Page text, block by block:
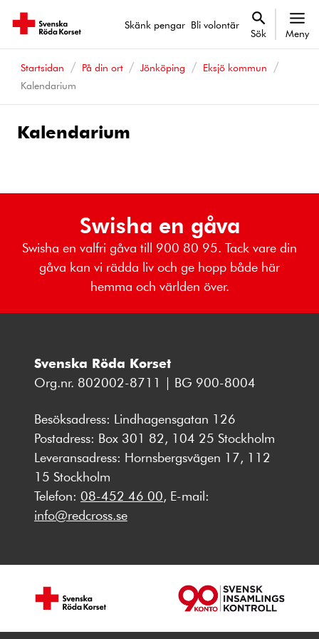
Skänk pengar Bli volontär
Sök Meny
Startsidan På din ort Jönköping
Eksjö kommun
Kalendarium
Kalendarium
Swisha en gåva
Swisha en valfri gåva till 900 80 95. Tack vare din
gåva kan vi rädda liv och ge hopp både här
hemma och världen över.
Svenska Röda Korset
Org.nr. 802002-8711 | BG 900-8004
Besöksadress: Lindhagensgatan 126
Postadress: Box 301 82, 104 25 Stockholm
Leveransadress: Hornsbergsvägen 17, 112
15 Stockholm
Telefon: 08-452 46 00, E-mail:
info@redcross.se